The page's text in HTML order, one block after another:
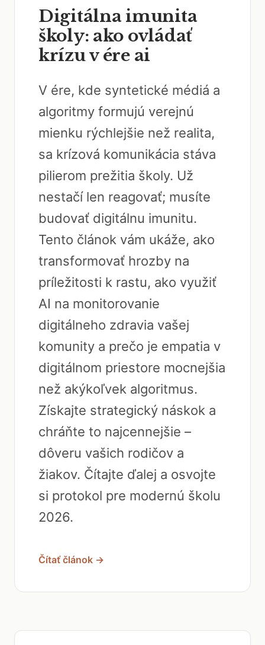
Digitálna imunita
školy: ako ovládať
krízu v ére ai
V ére, kde syntetické médiá a
algoritmy formujú verejnú
mienku rýchlejšie než realita,
sa krízová komunikácia stáva
pilierom prežitia školy. Už
nestačí len reagovať; musíte
budovať digitálnu imunitu.
Tento článok vám ukáže, ako
transformovať hrozby na
príležitosti k rastu, ako využiť
AI na monitorovanie
digitálneho zdravia vašej
komunity a prečo je empatia v
digitálnom priestore mocnejšia
než akýkoľvek algoritmus.
Získajte strategický náskok a
chráňte to najcennejšie –
dôveru vašich rodičov a
žiakov. Čítajte ďalej a osvojte
si protokol pre modernú školu
2026.
Čítať článok →